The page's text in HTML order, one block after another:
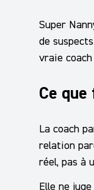
Super
de
vraie
Ce
La coach
relation
réel, pas à
Elle ne